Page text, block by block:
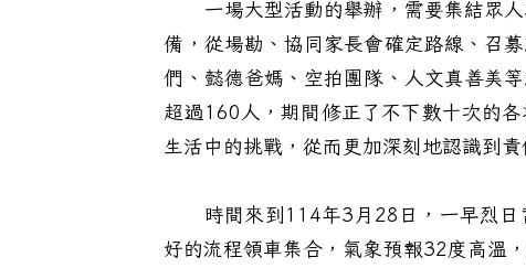
一場大型活動的舉辦，需要集結眾人
備，從場勘、協同家長會確定路線、召
們、懿德爸媽、空拍團隊、人文真善美
超過160人，期間修正了不下數十次的
生活中的挑戰，從而更加深刻地認識到
時間來到114年3月28日，一早烈日
好的流程領車集合，氣象預報32度高溫